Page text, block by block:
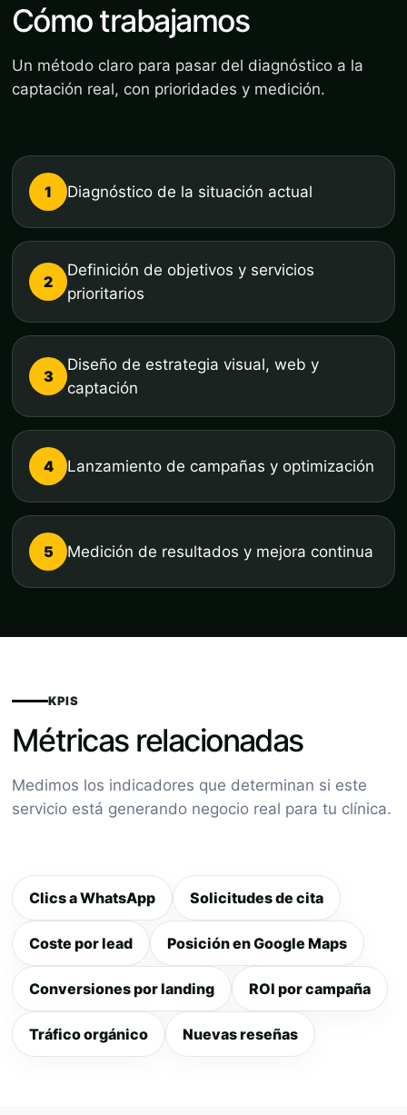
Cómo trabajamos
Un método claro para pasar del diagnóstico a la
captación real, con prioridades y medición.
1 Diagnóstico de la situación actual
2
Definición de objetivos y servicios
prioritarios
3
Diseño de estrategia visual, web y
captación
4 Lanzamiento de campañas y optimización
5 Medición de resultados y mejora continua
KPIS
Métricas relacionadas
Medimos los indicadores que determinan si este
servicio está generando negocio real para tu clínica.
Clics a WhatsApp Solicitudes de cita
Coste por lead Posición en Google Maps
Conversiones por landing ROI por campaña
Tráfico orgánico Nuevas reseñas